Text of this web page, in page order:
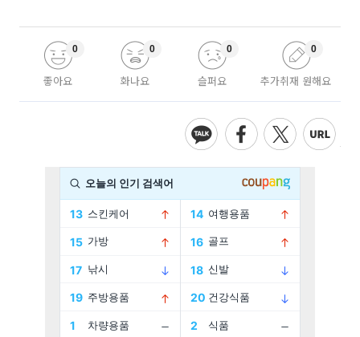
좋아요
0
화나요
0
슬퍼요
0
추가취재 원해요
0